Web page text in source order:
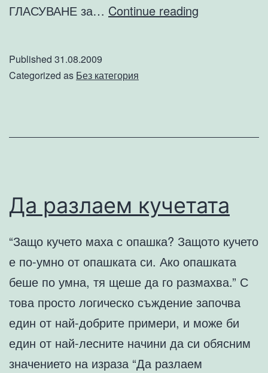
ГЛАСУВАНЕ за… Continue reading
Published 31.08.2009
Categorized as Без категория
Да разлаем кучетата
“Защо кучето маха с опашка? Защото кучето
е по-умно от опашката си. Ако опашката
беше по умна, тя щеше да го размахва.” С
това просто логическо съждение започва
един от най-добрите примери, и може би
един от най-лесните начини да си обясним
значението на израза “Да разлаем